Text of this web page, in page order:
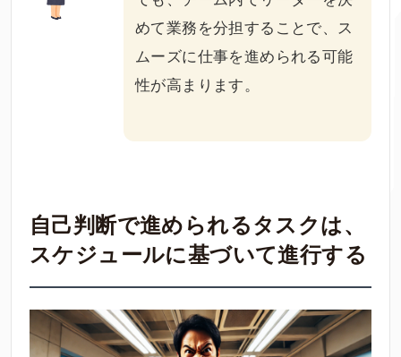
めて業務を分担することで、ス
ムーズに仕事を進められる可能
性が高まります。
自己判断で進められるタスクは、
スケジュールに基づいて進行する